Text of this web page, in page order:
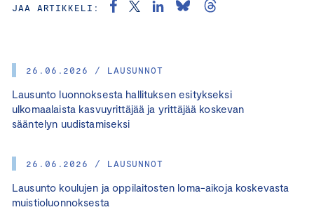
26.06.2026 / LAUSUNNOT
Lausunto luonnoksesta hallituksen esitykseksi
ulkomaalaista kasvuyrittäjää ja yrittäjää koskevan
sääntelyn uudistamiseksi
26.06.2026 / LAUSUNNOT
Lausunto koulujen ja oppilaitosten loma-aikoja koskevasta
muistioluonnoksesta
JAA ARTIKKELI: